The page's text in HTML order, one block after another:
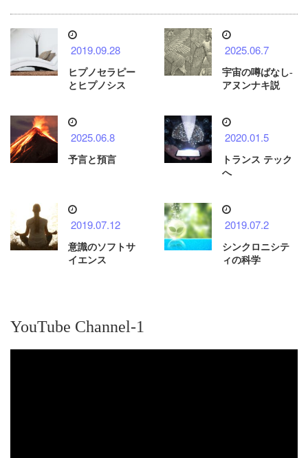
2019.09.28
ヒプノセラピー
とヒプノシス
2025.06.7
宇宙の噂ばなし-
アヌンナキ説
2025.06.8
予言と預言
2020.01.5
トランス テック
へ
2019.07.12
意識のソフトサ
イエンス
2019.07.2
シンクロニシテ
ィの科学
YouTube Channel-1